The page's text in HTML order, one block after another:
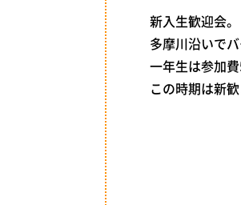
新入生歓迎会。
多摩川沿いで
一年生は参加
この時期は新